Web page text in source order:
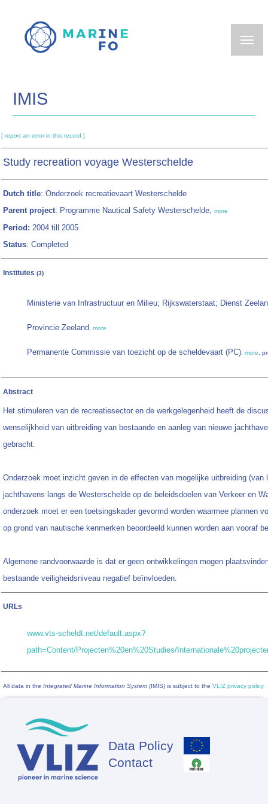
main
IMIS
[ report an error in this record ]
Study recreation voyage Westerschelde
Dutch title: Onderzoek recreatievaart Westerschelde
Parent project: Programme Nautical Safety Westerschelde, more
Period: 2004 till 2005
Status: Completed
Institutes (3)
Ministerie van Infrastructuur en Milieu; Rijkswaterstaat; Dienst
Provincie Zeeland, more
Permanente Commissie van toezicht op de scheldevaart (PC), more,
Abstract
Het stimuleren van de recreatiesector en de werkgelegenheid heeft de
wenselijkheid van uitbreiding van bestaande en aanleg van nieuwe
gebracht.
Onderzoek moet inzicht geven in de effecten van mogelijke uitbreiding (van
jachthavens langs de Westerschelde op de beleidsdoelen van Verkeer en
onderzoek moet er een toetsingskader gevormd worden waarmee plannen
op grond van nautische kenmerken beoordeeld kunnen worden aan vooraf
Algemene randvoorwaarde is dat er geen ontwikkelingen mogen
bestaande veiligheidsniveau negatief beïnvloeden.
URLs
www.vts-scheldt.net/default.aspx?
path=Content/Projecten%20en%20Studies/
All data in the Integrated Marine Information System (IMIS) is subject to the VLIZ privacy policy
Footer
Data Policy
Contact